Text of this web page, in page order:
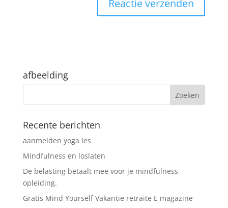
afbeelding
Recente berichten
aanmelden yoga les
Mindfulness en loslaten
De belasting betaalt mee voor je mindfulness
opleiding.
Gratis Mind Yourself Vakantie retraite E magazine